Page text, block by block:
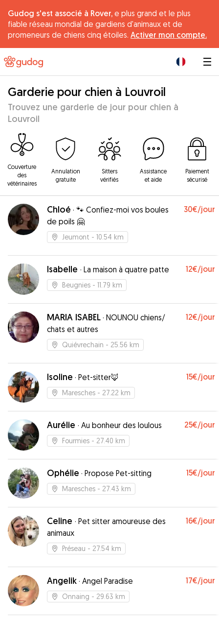
Gudog s'est associé à Rover, e plus grand et le plus
fiable réseau mondial de gardiens d'animaux et de
promeneurs de chiens cinq étoiles. Activer mon compte.
Garderie pour chien à Louvroil
Trouvez une garderie de jour pour chien à
Louvroil
Couverture
des
vétérinaires
Annulation
gratuite
Sitters
vérifiés
Assistance
et aide
Paiement
sécurisé
Chloé · 🐾 Confiez-moi vos boules
de poils 🤗
30€/jour
Jeumont - 10.54 km
Isabelle · La maison à quatre patte 12€/jour
Beugnies - 11.79 km
MARIA ISABEL · NOUNOU chiens/
chats et autres
12€/jour
Quiévrechain - 25.56 km
Isoline · Pet-sitter🦊 15€/jour
Maresches - 27.22 km
Aurélie · Au bonheur des loulous 25€/jour
Fourmies - 27.40 km
Ophélie · Propose Pet-sitting 15€/jour
Maresches - 27.43 km
Celine · Pet sitter amoureuse des
animaux
16€/jour
Préseau - 27.54 km
Angelik · Angel Paradise 17€/jour
Onnaing - 29.63 km